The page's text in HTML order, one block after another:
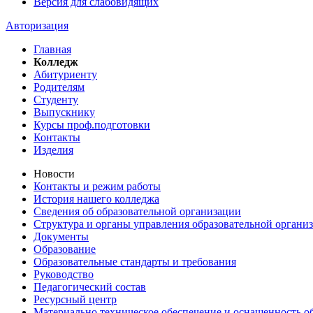
Авторизация
Главная
Колледж
Абитуриенту
Родителям
Студенту
Выпускнику
Курсы проф.подготовки
Контакты
Изделия
Новости
Контакты и режим работы
История нашего колледжа
Сведения об образовательной организации
Структура и органы управления образовательной
Документы
Образование
Образовательные стандарты и требования
Руководство
Педагогический состав
Ресурсный центр